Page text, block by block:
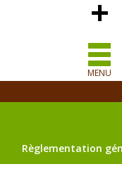
MENU
Règlementation